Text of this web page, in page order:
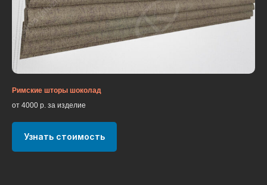
Римские шторы шоколад
от 4000 р. за изделие
Узнать стоимость